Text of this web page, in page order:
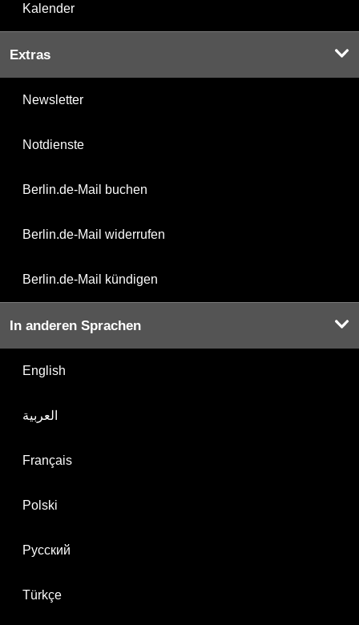
Kalender
Extras
Newsletter
Notdienste
Berlin.de-Mail buchen
Berlin.de-Mail widerrufen
Berlin.de-Mail kündigen
In anderen Sprachen
English
العربية
Français
Polski
Русский
Türkçe